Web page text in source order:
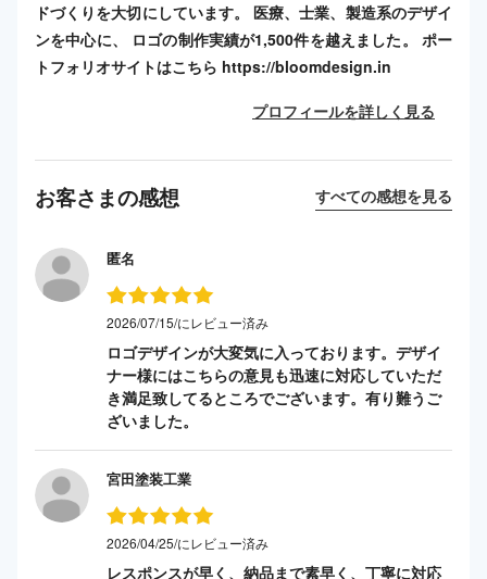
ドづくりを大切にしています。 医療、士業、製造系のデザイ
ンを中心に、 ロゴの制作実績が1,500件を越えました。 ポー
トフォリオサイトはこちら https://bloomdesign.in
プロフィールを詳しく見る
お客さまの感想 すべての感想を見る
匿名
2026/07/15/にレビュー済み
ロゴデザインが大変気に入っております。デザイ
ナー様にはこちらの意見も迅速に対応していただ
き満足致してるところでございます。有り難うご
ざいました。
宮田塗装工業
2026/04/25/にレビュー済み
レスポンスが早く、納品まで素早く、丁寧に対応